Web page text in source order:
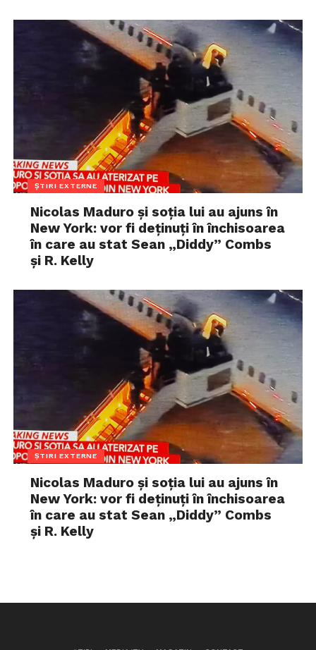
ȘTIRI EXTERNE
Nicolas Maduro și soția lui au ajuns în
New York: vor fi deținuți în închisoarea
în care au stat Sean „Diddy” Combs
și R. Kelly
ȘTIRI EXTERNE
Nicolas Maduro și soția lui au ajuns în
New York: vor fi deținuți în închisoarea
în care au stat Sean „Diddy” Combs
și R. Kelly